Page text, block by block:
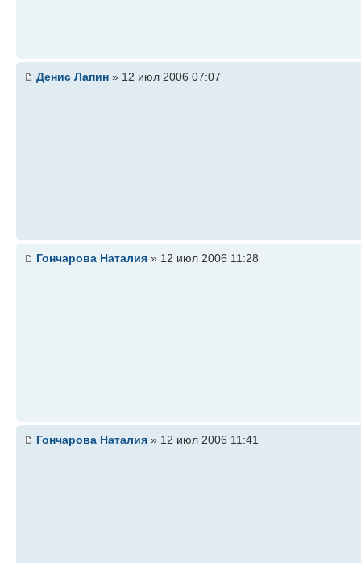
Денис Лапин » 12 июл 2006 07:07
Гончарова Наталия » 12 июл 2006 11:28
Гончарова Наталия » 12 июл 2006 11:41